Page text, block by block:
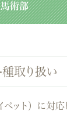
術部
種取り扱い
ット）に対応